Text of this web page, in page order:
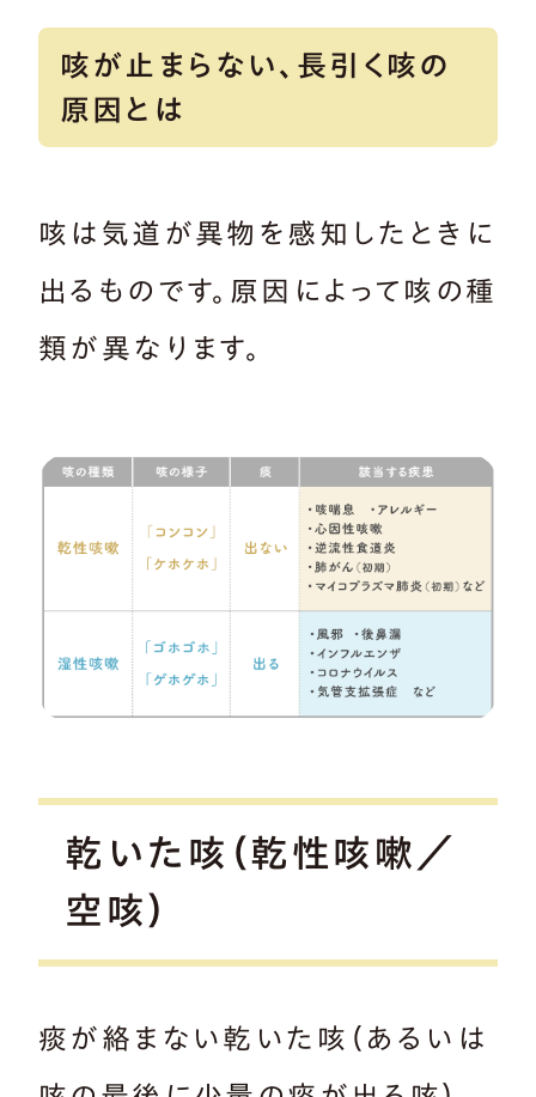
咳が止まらない、長引く咳の
原因とは
咳は気道が異物を感知したときに
出るものです。原因によって咳の種
類が異なります。
乾いた咳（乾性咳嗽／
空咳）
痰が絡まない乾いた咳（あるいは